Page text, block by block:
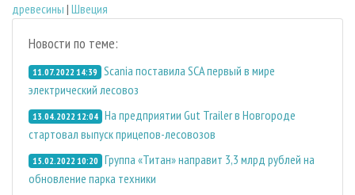
древесины | Швеция
Новости по теме:
11.07.2022 14:39 Scania поставила SCA первый в мире
электрический лесовоз
13.04.2022 12:04 На предприятии Gut Trailer в Новгороде
стартовал выпуск прицепов-лесовозов
15.02.2022 10:20 Группа «Титан» направит 3,3 млрд рублей на
обновление парка техники